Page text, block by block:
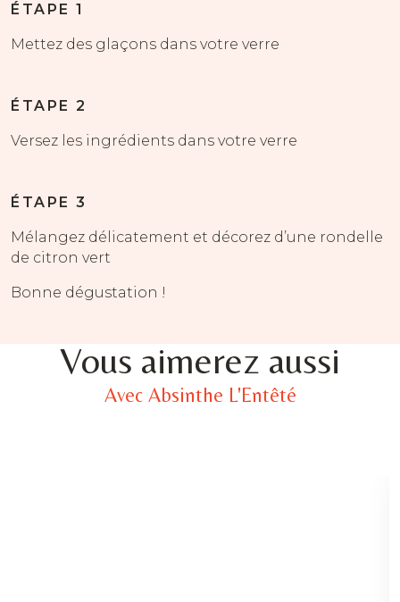
ÉTAPE 1
Mettez des glaçons dans votre verre
ÉTAPE 2
Versez les ingrédients dans votre verre
ÉTAPE 3
Mélangez délicatement et décorez d’une rondelle
de citron vert
Bonne dégustation !
Vous aimerez aussi
Avec Absinthe L'Entêté